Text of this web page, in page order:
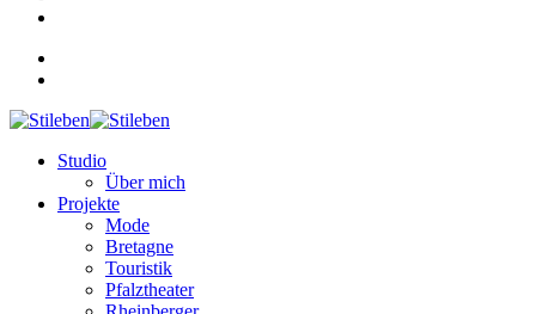
Studio
Über mich
Projekte
Mode
Bretagne
Touristik
Pfalztheater